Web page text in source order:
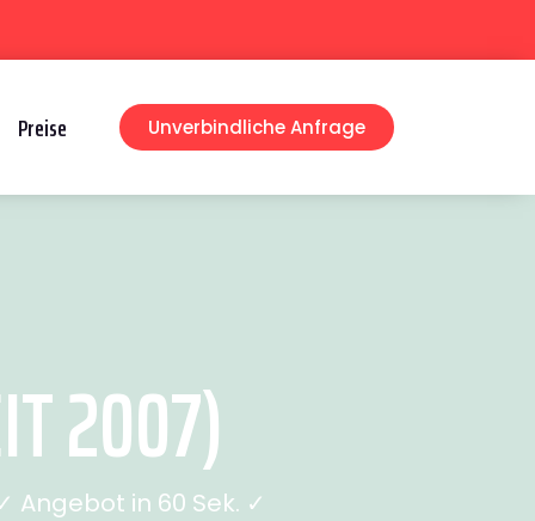
Preise Unverbindliche Anfrage
2007)
Angebot in 60 Sek. ✓